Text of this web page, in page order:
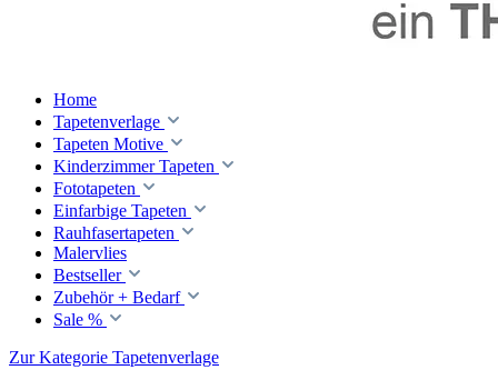
Home
Tapetenverlage
Tapeten Motive
Kinderzimmer Tapeten
Fototapeten
Einfarbige Tapeten
Rauhfasertapeten
Malervlies
Bestseller
Zubehör + Bedarf
Sale %
Zur Kategorie Tapetenverlage